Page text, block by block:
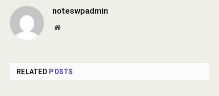
noteswpadmin
Website
RELATED POSTS